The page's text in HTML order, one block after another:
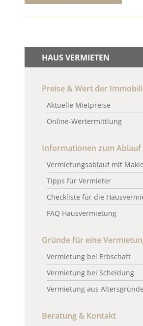
HAUS VERMIETEN
Preise & Wert der
Aktuelle Mietpreise
Online-Wertermittlung
Informationen zum Ablauf
Vermietungsablauf mit
Tipps für Vermieter
Checkliste für die
FAQ Hausvermietung
Gründe für eine
Vermietung bei Erbschaft
Vermietung bei Scheidung
Vermietung aus
Beratung & Kontakt